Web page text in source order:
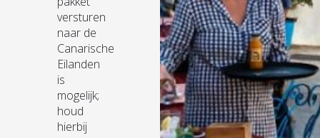
versturen
naar de
Canarische
Eilanden
is
mogelijk;
houd
hierbij